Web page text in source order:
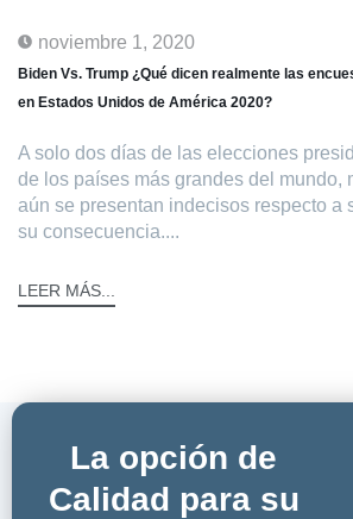
noviembre 1, 2020
Biden Vs. Trump ¿Qué dicen realmente las
en Estados Unidos de América 2020?
A solo dos días de las elecciones
de los países más grandes del mundo,
aún se presentan indecisos respecto a
su consecuencia....
LEER MÁS...
La opción de
Calidad para su